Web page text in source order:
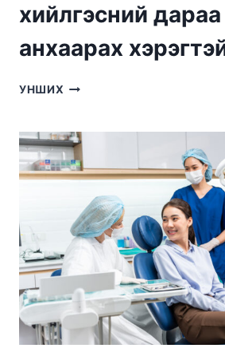
хийлгэсний
анхаарах
УНШИХ ШҮДНИЙ
ДАРАА
ЮУГ
АНХААРАХ